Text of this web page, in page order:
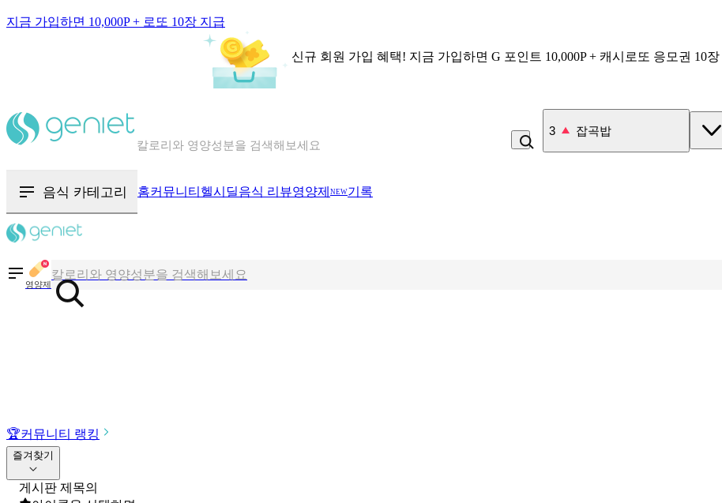
지금 가입하면 10,000P + 로또 10장 지급
신규 회원 가입 혜택! 지금 가입하면 G 포인트 10,000P + 캐시로또 응모권 10장
칼로리와 영양성분을 검색해보세요
4 라면
음식 카테고리 홈커뮤니티 헬시딜음식 리뷰영양제 NEW기록
영양제
칼로리와 영양성분을 검색해보세요
혈당 · 다이어트 음식 검색해보세요
🏆커뮤니티 랭킹
즐겨찾기
게시판 제목의